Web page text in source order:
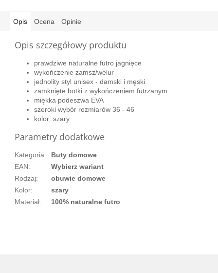
Opis Ocena Opinie
Opis szczegółowy produktu
prawdziwe naturalne futro jagnięce
wykończenie zamsz/welur
jednolity styl unisex - damski i męski
zamknięte botki z wykończeniem futrzanym
miękka podeszwa EVA
szeroki wybór rozmiarów 36 - 46
kolor: szary
Parametry dodatkowe
Kategoria:
Buty domowe
EAN:
Wybierz wariant
Rodzaj:
obuwie domowe
Kolor:
szary
Materiał: 100% naturalne futro